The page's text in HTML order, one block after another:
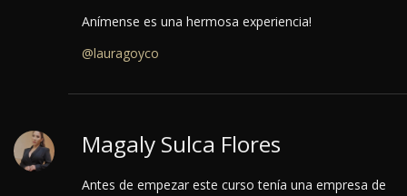
Anímense es una hermosa experiencia!
@lauragoyco
Magaly Sulca Flores
Antes de empezar este curso tenía una empresa de